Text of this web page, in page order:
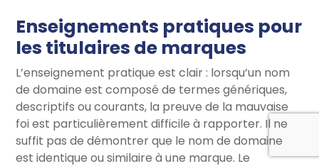
Enseignements pratiques pour
les titulaires de marques
L’enseignement pratique est clair : lorsqu’un nom
de domaine est composé de termes génériques,
descriptifs ou courants, la preuve de la mauvaise
foi est particulièrement difficile à rapporter. Il ne
suffit pas de démontrer que le nom de domaine
est identique ou similaire à une marque. Le